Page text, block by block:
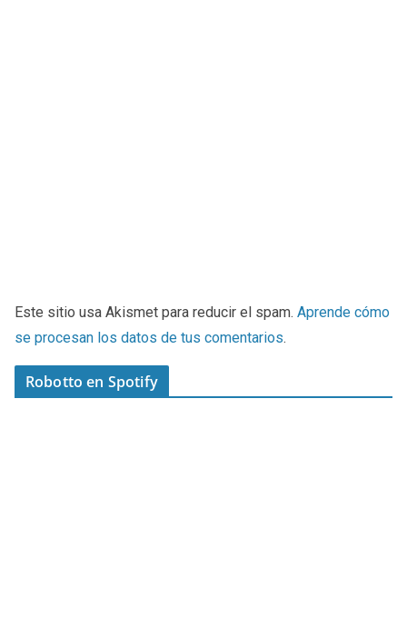
Este sitio usa Akismet para reducir el spam. Aprende cómo
se procesan los datos de tus comentarios.
Robotto en Spotify